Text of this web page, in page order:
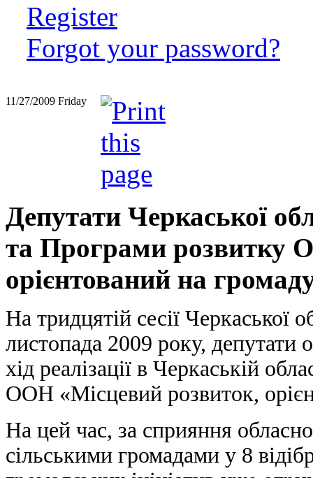
Register
Forgot your password?
11/27/2009 Friday
Депутати Черкаської
та Програми розвитку
орієнтований на
На тридцятій сесії Черкаської
листопада 2009 року, депутати
хід реалізації в Черкаській
ООН «Місцевий розвиток,
На цей час, за сприяння
сільськими громадами у 8